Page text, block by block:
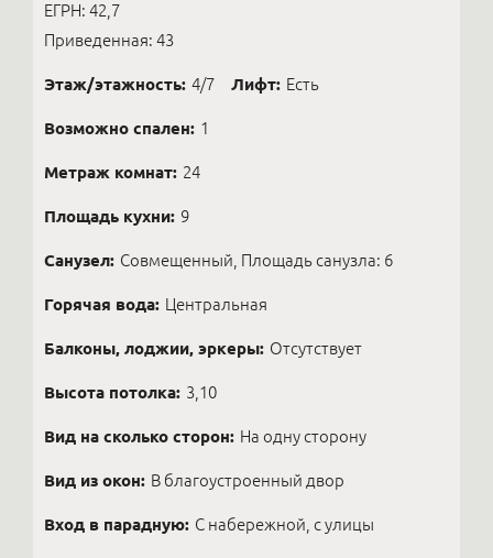
ЕГРН: 42,7
Приведенная: 43
Этаж/этажность: 4/7 Лифт: Есть
Возможно спален: 1
Метраж комнат: 24
Площадь кухни: 9
Санузел: Совмещенный, Площадь санузла: 6
Горячая вода: Центральная
Балконы, лоджии, эркеры: Отсутствует
Высота потолка: 3,10
Вид на сколько сторон: На одну сторону
Вид из окон: В благоустроенный двор
Вход в парадную: С набережной, с улицы